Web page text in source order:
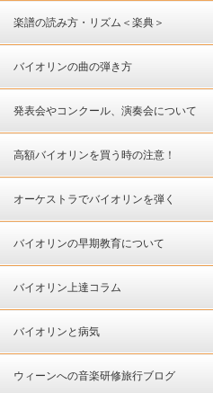
楽譜の読み方・リズム＜楽典＞
バイオリンの曲の弾き方
発表会やコンクール、演奏会について
高額バイオリンを買う時の注意！
オーケストラでバイオリンを弾く
バイオリンの早期教育について
バイオリン上達コラム
バイオリンと病気
ウィーンへの音楽研修旅行ブログ